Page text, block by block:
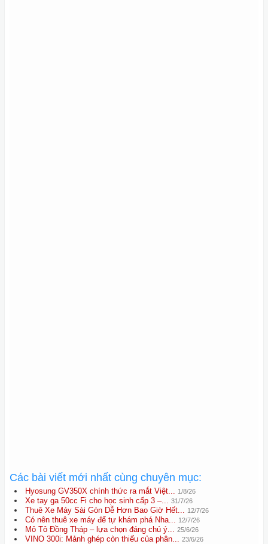
Các bài viết mới nhất cùng chuyên mục:
Hyosung GV350X chính thức ra mắt Việt... 1/8/26
Xe tay ga 50cc Fi cho học sinh cấp 3 –... 31/7/26
Thuê Xe Máy Sài Gòn Dễ Hơn Bao Giờ Hết... 12/7/26
Có nên thuê xe máy để tự khám phá Nha... 12/7/26
Mô Tô Đồng Tháp – lựa chọn đáng chú ý... 25/6/26
VINO 300i: Mảnh ghép còn thiếu của phân... 23/6/26